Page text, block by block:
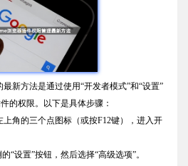
新方法是通过使用“开发者模式”和“设置”
的权限。以下是具体步骤：
上角的三个点图标（或按F12键），进入开
“设置”按钮，然后选择“高级选项”。